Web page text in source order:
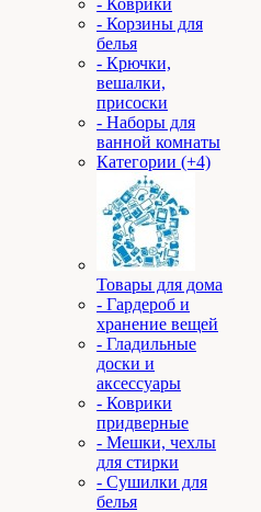
- Коврики
- Корзины для
белья
- Крючки,
вешалки,
присоски
- Наборы для
ванной комнаты
Категории (+4)
Товары для дома
- Гардероб и
хранение вещей
- Гладильные
доски и
аксессуары
- Коврики
придверные
- Мешки, чехлы
для стирки
- Сушилки для
белья